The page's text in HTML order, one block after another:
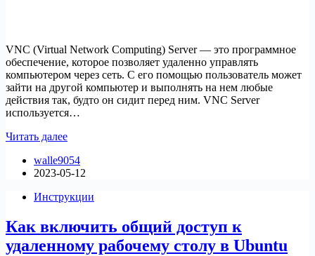
VNC (Virtual Network Computing) Server — это программное
обеспечение, которое позволяет удаленно управлять
компьютером через сеть. С его помощью пользователь может
зайти на другой компьютер и выполнять на нем любые
действия так, будто он сидит перед ним. VNC Server
используется…
Читать далееУстановка
настройка
VNC-
в
и
RHEL
walle9054
2023-05-12
Инструкции
Как включить общий доступ к
удаленному рабочему столу в Ubuntu